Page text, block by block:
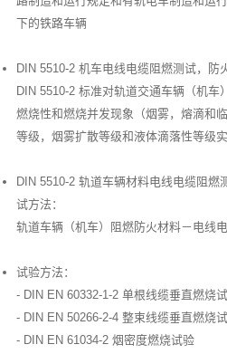
下的铁路车辆
DIN 5510-2 机车电线电缆阻燃测试，防
DIN 5510-2 标准对轨道交通车辆（机车
燃烧性和燃烧并发现象（烟雾，熔滴和
等级，烟雾扩散等级和液体滴落性等级
DIN 5510-2 轨道车辆材料电线电缆阻燃
试方法：
轨道车辆（机车）阻燃防火材料－电线
试验方法：
- DIN EN 60332-1-2 单根线缆垂直燃烧
- DIN EN 50266-2-4 整束线缆垂直燃烧
- DIN EN 61034-2 烟密度燃烧试验